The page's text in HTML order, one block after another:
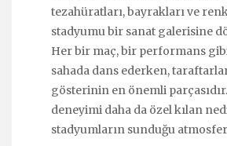
tezahüratları, bayrakları ve
stadyumu bir sanat galerisine
Her bir maç, bir performans
sahada dans ederken,
gösterinin en önemli
deneyimi daha da özel kılan
stadyumların sunduğu